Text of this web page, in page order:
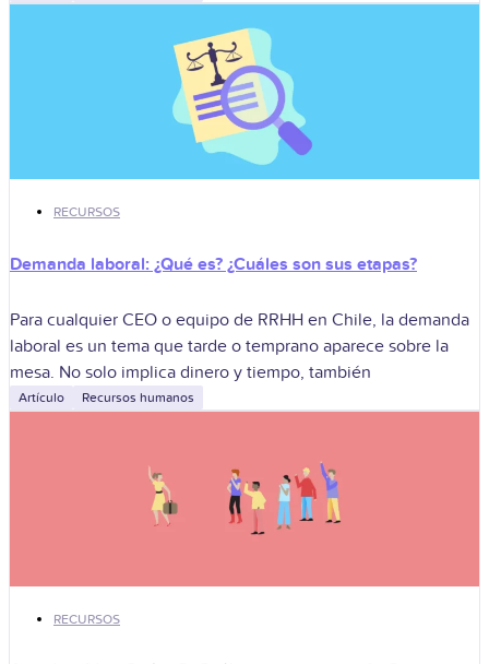
RECURSOS
Demanda laboral: ¿Qué es? ¿Cuáles son sus etapas?
Para cualquier CEO o equipo de RRHH en Chile, la demanda
laboral es un tema que tarde o temprano aparece sobre la
mesa. No solo implica dinero y tiempo, también
Artículo Recursos humanos
RECURSOS